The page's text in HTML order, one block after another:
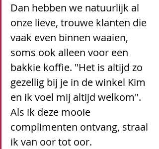
Dan hebben we natuurlijk al
onze lieve, trouwe klanten die
vaak even binnen waaien,
soms ook alleen voor een
bakkie koffie. "Het is altijd zo
gezellig bij je in de winkel Kim
en ik voel mij altijd welkom".
Als ik deze mooie
complimenten ontvang, straal
ik van oor tot oor.